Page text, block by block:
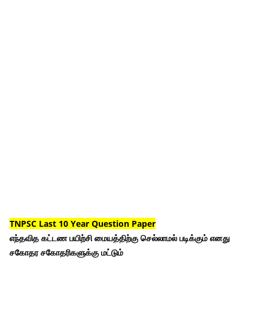
TNPSC Last 10 Year Question Paper
எந்தவித கட்டண பயிற்சி மையத்திற்கு செல்லாமல் படிக்கும் எனது
சகோதர சகோதரிகளுக்கு மட்டும்